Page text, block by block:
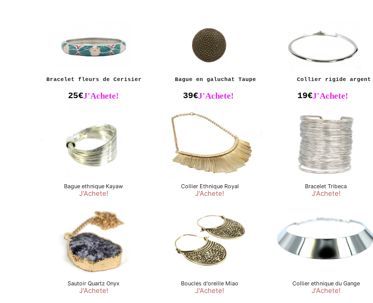
Bracelet fleurs de Cerisier
25€J'Achete!
Bague en galuchat Taupe
39€J'Achete!
Collier rigide argent
19€J'Achete!